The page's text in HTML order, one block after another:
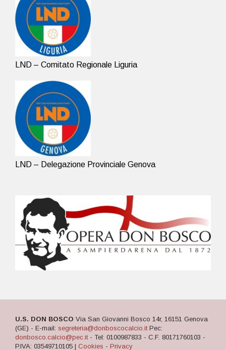
LND – Comitato Regionale Liguria
LND – Delegazione Provinciale Genova
U.S. DON BOSCO Via San Giovanni Bosco 14r, 16151 Genova
(GE) - E-mail: segreteria@donboscocalcio.itPec:
donbosco.calcio@pec.it- Tel: 0100987833 - C.F. 80171760103 -
P.IVA: 03549710105 | Cookies - Privacy